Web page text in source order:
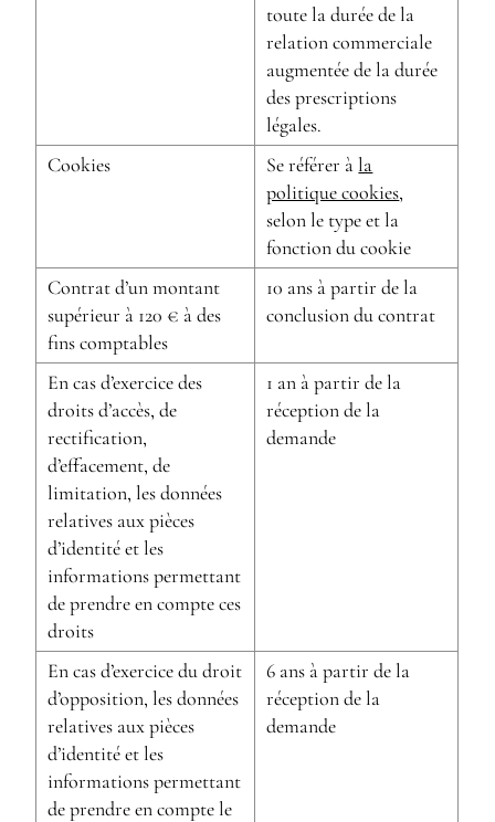
toute la durée de la
relation commerciale
augmentée de la durée
des prescriptions
légales.
Cookies
Se référer àla
politique cookies,
selon le type et la
fonction du cookie
Contrat d’un montant
supérieur à 120 € à des
fins comptables
10 ans à partir de la
conclusion du contrat
En cas d’exercice des
droits d’accès, de
rectification,
d’effacement, de
limitation, les données
relatives aux pièces
d’identité et les
informations permettant
de prendre en compte ces
droits
1 an à partir de la
réception de la
demande
En cas d’exercice du droit
d’opposition, les données
relatives aux pièces
d’identité et les
informations permettant
de prendre en compte le
6 ans à partir de la
réception de la
demande